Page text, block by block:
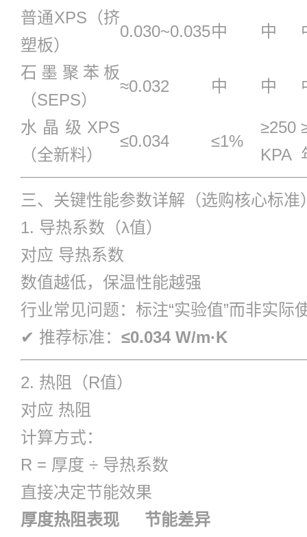
普通XPS（挤
塑板）
0.030~0.035中 中
石墨聚苯板
（SEPS）
≈0.032 中 中
水晶级XPS
（全新料）
≤0.034 ≤1%
≥250
KPA
三、关键性能参数详解（选购核心标准
1. 导热系数（λ值）
对应 导热系数
数值越低，保温性能越强
行业常见问题：标注“实验值”而非实际
✔ 推荐标准： ≤0.034 W/m·K
2. 热阻（R值）
对应 热阻
计算方式：
R = 厚度 ÷ 导热系数
直接决定节能效果
厚度热阻表现
节能差异